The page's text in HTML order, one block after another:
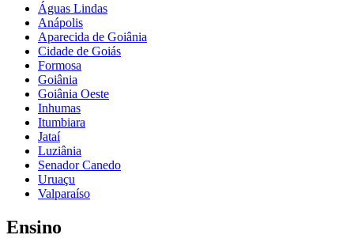
Águas Lindas
Anápolis
Aparecida de Goiânia
Cidade de Goiás
Formosa
Goiânia
Goiânia Oeste
Inhumas
Itumbiara
Jataí
Luziânia
Senador Canedo
Uruaçu
Valparaíso
Ensino